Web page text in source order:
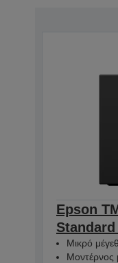
Epson
Μικρό
Μοντέρνος